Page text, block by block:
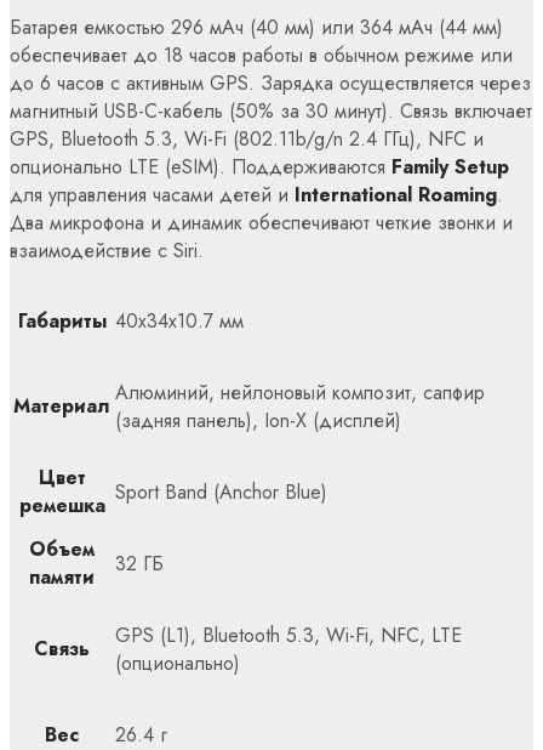
Батарея емкостью 296 мАч (40 мм) или 364 мАч (44 мм)
обеспечивает до 18 часов работы в обычном режиме или
до 6 часов с активным GPS. Зарядка осуществляется через
магнитный USB-C-кабель (50% за 30 минут). Связь включает
GPS, Bluetooth 5.3, Wi-Fi (802.11b/g/n 2.4 ГГц), NFC и
опционально LTE (eSIM). Поддерживаются Family Setup
для управления часами детей и International Roaming.
Два микрофона и динамик обеспечивают четкие звонки и
взаимодействие с Siri.
Габариты 40x34x10.7 мм
Материал Алюминий, нейлоновый композит, сапфир
(задняя панель), Ion-X (дисплей)
Цвет
ремешка Sport Band (Anchor Blue)
Объем
памяти
32 ГБ
Связь
GPS (L1), Bluetooth 5.3, Wi-Fi, NFC, LTE
(опционально)
Вес 26.4 г